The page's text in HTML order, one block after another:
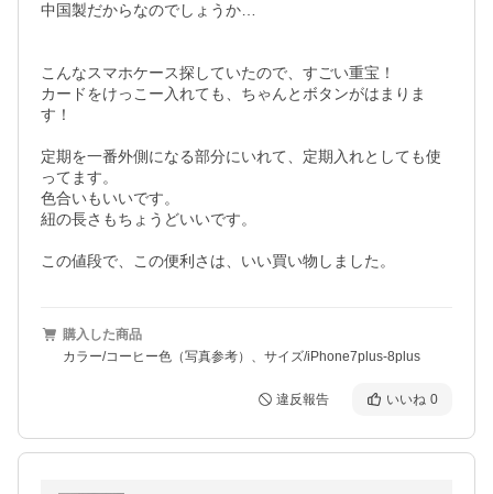
中国製だからなのでしょうか…
こんなスマホケース探していたので、すごい重宝！
カードをけっこー入れても、ちゃんとボタンがはまりま
す！
定期を一番外側になる部分にいれて、定期入れとしても使
ってます。
色合いもいいです。
紐の長さもちょうどいいです。
この値段で、この便利さは、いい買い物しました。
購入した商品
カラー/コーヒー色（写真参考）、サイズ/iPhone7plus-8plus
違反報告 いいね 0